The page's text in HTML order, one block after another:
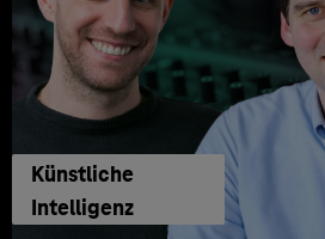
Künstliche
Intelligenz